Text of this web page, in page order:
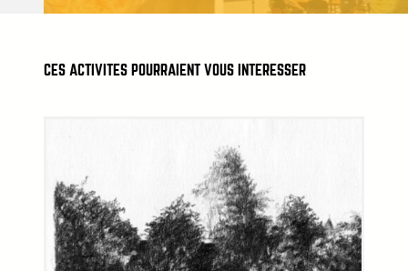
CES ACTIVITÉS POURRAIENT VOUS INTÉRESSER